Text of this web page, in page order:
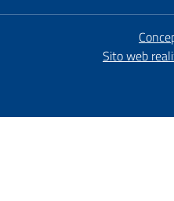
Sito web